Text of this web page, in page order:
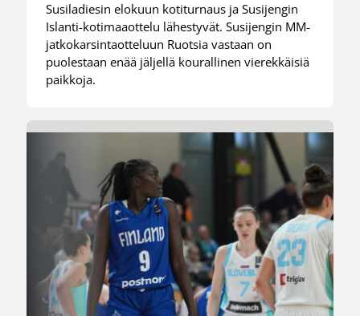
Susiladiesin elokuun kotiturnaus ja Susijengin
Islanti-kotimaaottelu lähestyvät. Susijengin MM-
jatkokarsintaotteluun Ruotsia vastaan on
puolestaan enää jäljellä kourallinen vierekkäisiä
paikkoja.